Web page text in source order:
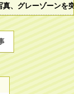
真、グレーゾーンを